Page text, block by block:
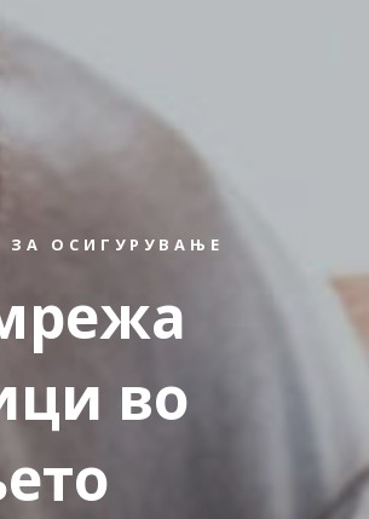
ЗА ОСИГУРУВАЊЕ
во